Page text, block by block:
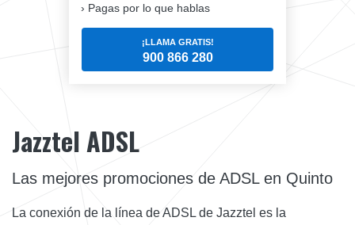
Pagas por lo que hablas
¡LLAMA GRATIS!
900 866 280
Jazztel ADSL
Las mejores promociones de ADSL en Quinto
La conexión de la línea de ADSL de Jazztel es la